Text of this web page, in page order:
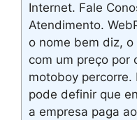
Internet. Fale
Atendimento.
o nome bem diz,
com um preço por
motoboy percorre.
pode definir que
a empresa paga